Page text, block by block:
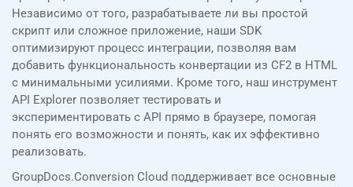
Независимо от того, разрабатываете ли вы простой
скрипт или сложное приложение, наши SDK
оптимизируют процесс интеграции, позволяя вам
добавить функциональность конвертации из CF2 в HTML
с минимальными усилиями. Кроме того, наш инструмент
API Explorer позволяет тестировать и
экспериментировать с API прямо в браузере, помогая
понять его возможности и понять, как их эффективно
реализовать.
GroupDocs.Conversion Cloud поддерживает все основные